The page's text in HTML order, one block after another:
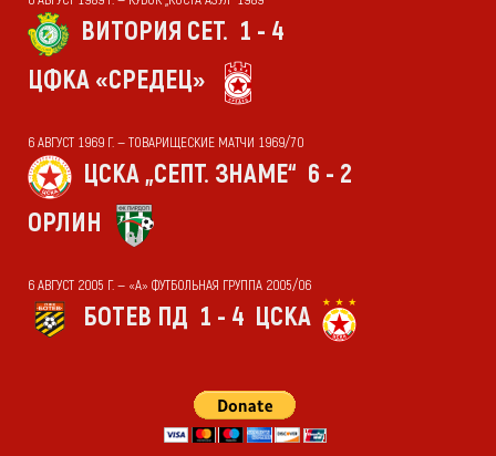
ВИТОРИЯ СЕТ. 1 - 4
ЦФКА «СРЕДЕЦ»
6 АВГУСТ 1969 Г. — ТОВАРИЩЕСКИЕ МАТЧИ 1969/70
ЦСКА „СЕПТ. ЗНАМЕ“ 6 - 2
ОРЛИН
6 АВГУСТ 2005 Г. — «А» ФУТБОЛЬНАЯ ГРУППА 2005/06
БОТЕВ ПД 1 - 4 ЦСКА